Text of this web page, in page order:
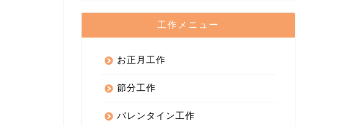
工作メニュー
お正月工作
節分工作
バレンタイン工作